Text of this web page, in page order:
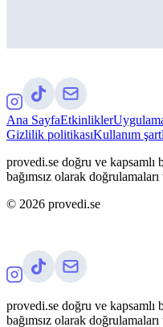
Ana SayfaEtkinlikler
Gizlilik politikasıKullanım
provedi.se doğru ve kapsamlı
bağımsız olarak
© 2026 provedi.se
provedi.se doğru ve kapsamlı
bağımsız olarak